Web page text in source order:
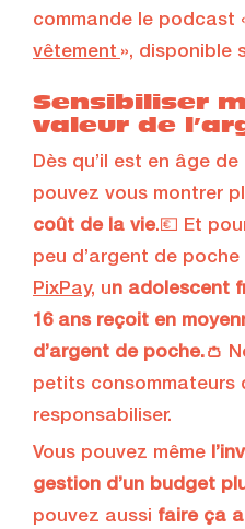
commande le podcast
vêtement », disponible
Sensibiliser
valeur de
Dès qu’il est en âge
pouvez vous montrer
coût de la vie.💶 Et
peu d’argent de poche
PixPay, un adolescent
16 ans reçoit en
d’argent de poche.👛
petits consommateurs
responsabiliser.
Vous pouvez même
gestion d’un budget
pouvez aussi faire ça